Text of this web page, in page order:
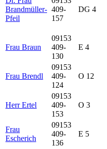
Brandmüller-
Pfeil
409-
157
DG 4
Frau Braun
09153
409-
130
E 4
Frau Brendl
09153
409-
124
O 12
Herr Ertel
09153
409-
153
O 3
Frau
Escherich
09153
409-
136
E 5